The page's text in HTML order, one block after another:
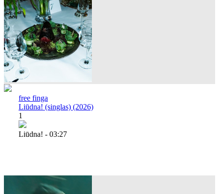
free finga
Liūdna! (singlas) (2026)
1
Liūdna! - 03:27